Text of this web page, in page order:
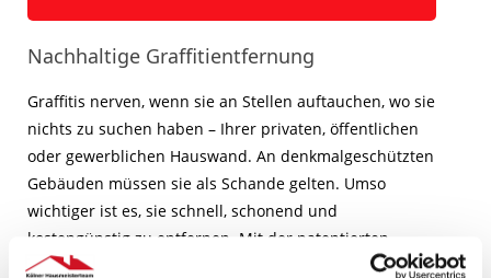
Nachhaltige Graffitientfernung
Graffitis nerven, wenn sie an Stellen auftauchen, wo sie
nichts zu suchen haben – Ihrer privaten, öffentlichen
oder gewerblichen Hauswand. An denkmalgeschützten
Gebäuden müssen sie als Schande gelten. Umso
wichtiger ist es, sie schnell, schonend und
kostengünstig zu entfernen. Mit der patentierten
Tornado-ACS-Reinigungstechnik können wir auf